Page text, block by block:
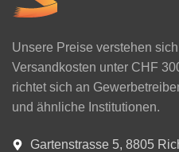
Unsere Preise verstehen
Versandkosten unter CHF
richtet sich an
und ähnliche Institutionen.
Gartenstrasse 5, 8805